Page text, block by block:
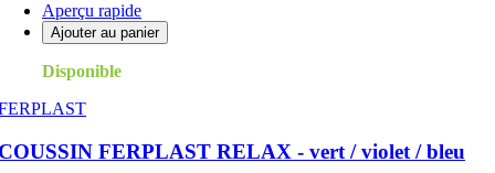
Aperçu rapide
Ajouter au panier
Disponible
FERPLAST RELAX - vert / violet / bleu